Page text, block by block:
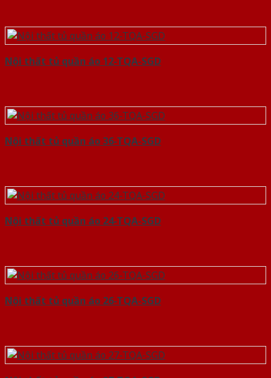
Nội thất tủ quần áo 12-TQA-SGD
Nội thất tủ quần áo 36-TQA-SGD
Nội thất tủ quần áo 24-TQA-SGD
Nội thất tủ quần áo 26-TQA-SGD